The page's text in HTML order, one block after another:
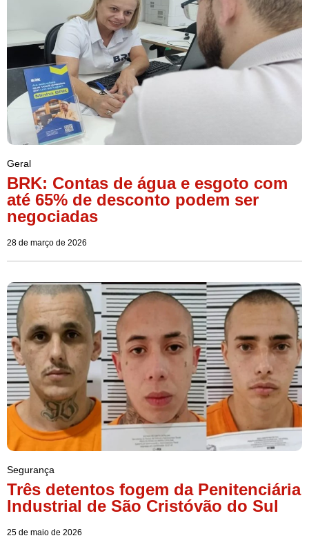
Geral
BRK: Contas de água e esgoto com
até 65% de desconto podem ser
negociadas
28 de março de 2026
Segurança
Três detentos fogem da Penitenciária
Industrial de São Cristóvão do Sul
25 de maio de 2026